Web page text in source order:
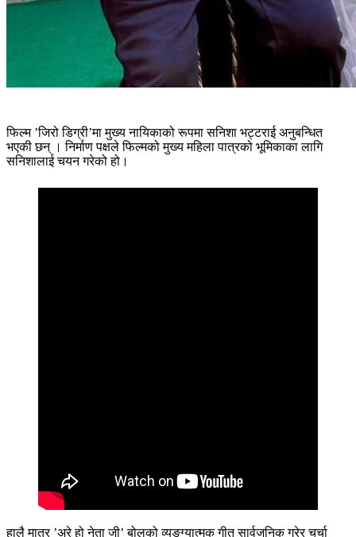
फिल्म ’जिरो डिग्री’मा मुख्य नायिकाको रूपमा सनिशा भट्टराई अनुबन्धित
भएकी छन् । निर्माण पक्षले फिल्मको मुख्य महिला पात्रको भूमिकाका लागि
सनिशालाई चयन गरेको हो।
हालै मात्र ’अरे हो नेता जी’ बोलको व्यङ्ग्यात्मक गीत सार्वजनिक गरेर चर्चा